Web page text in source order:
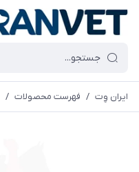
ایران وِت / فهرست محصولات /